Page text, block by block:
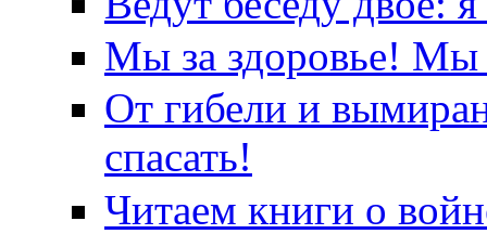
Мы за здоровье! Мы
От гибели и
спасать!
Читаем книги о